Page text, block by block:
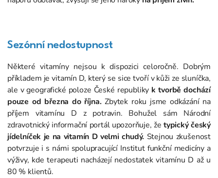
Sezónní nedostupnost
Některé vitamíny nejsou k dispozici celoročně. Dobrým
příkladem je vitamín D, který se sice tvoří v kůži ze sluníčka,
ale v geografické poloze České republiky k tvorbě dochází
pouze od března do října. Zbytek roku jsme odkázání na
příjem vitamínu D z potravin. Bohužel sám Národní
zdravotnický informační portál upozorňuje, že typický český
jídelníček je na vitamín D velmi chudý. Stejnou zkušenost
potvrzuje i s námi spolupracující Institut funkční medicíny a
výživy, kde terapeuti nacházejí nedostatek vitamínu D až u
80 % klientů.